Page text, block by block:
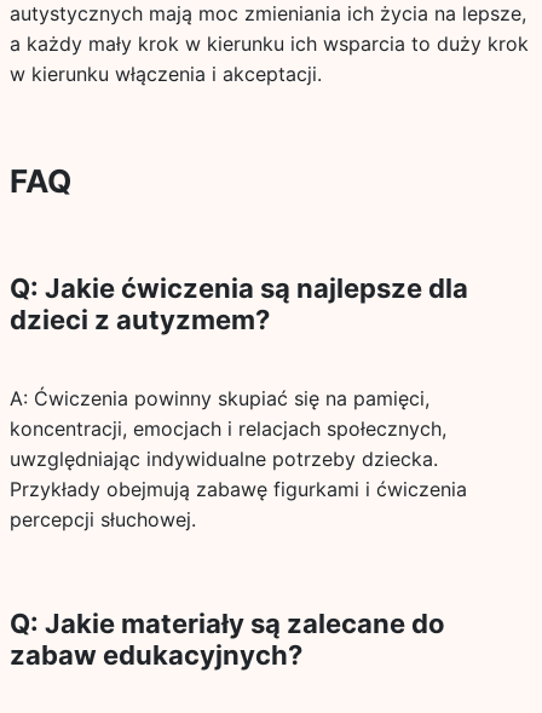
autystycznych mają moc zmieniania ich życia na lepsze,
a każdy mały krok w kierunku ich wsparcia to duży krok
w kierunku włączenia i akceptacji.
FAQ
Q: Jakie ćwiczenia są najlepsze dla
dzieci z autyzmem?
A: Ćwiczenia powinny skupiać się na pamięci,
koncentracji, emocjach i relacjach społecznych,
uwzględniając indywidualne potrzeby dziecka.
Przykłady obejmują zabawę figurkami i ćwiczenia
percepcji słuchowej.
Q: Jakie materiały są zalecane do
zabaw edukacyjnych?